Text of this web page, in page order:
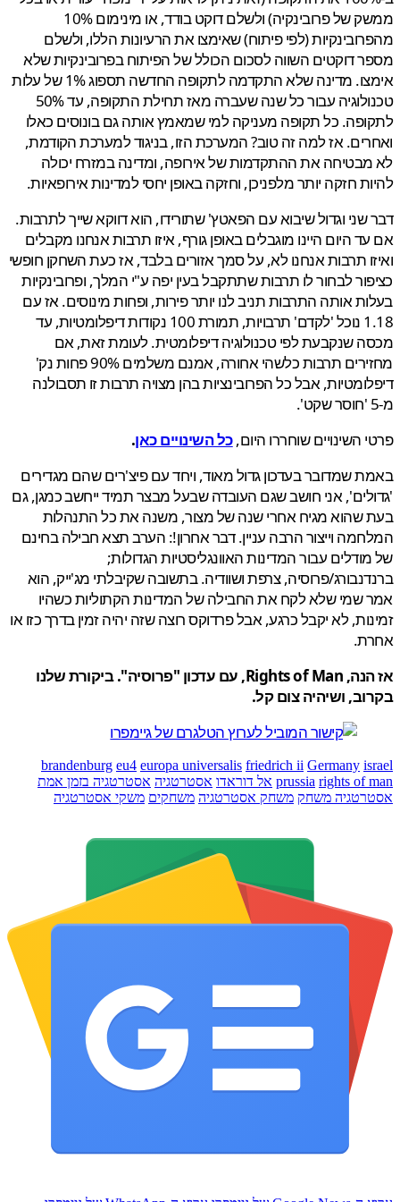
ממשק של פרובינקיה) ולשלם דוקט בודד, או מינימום 10%
(לפי פיתוח) שאימצו את הרעיונות הללו, ולשלם
דוקטים השווה לסכום הכולל של הפיתוח בפרובינקיות שלא
אימצו. מדינה שלא התקדמה לתקופה החדשה תספוג 1% של עלות
טכנולוגיה עבור כל שנה שעברה מאז תחילת התקופה, עד 50%
כל תקופה מעניקה למי שמאמץ אותה גם בונוסים כאלו
אז למה זה טוב? המערכת הזו, בניגוד למערכת הקודמת,
את ההתקדמות של אירופה, ומדינה במזרח יכולה
חזקה יותר מלפניכן, וחזקה באופן יחסי למדינות אירופאיות.
וגדול שיבוא עם הפאטץ' שתורידו, הוא דווקא שייך לתרבות.
היום היינו מוגבלים באופן גורף, איזו תרבות אנחנו מקבלים
תרבות אנחנו לא, על סמך אזורים בלבד, אז כעת השחקן חופשי
לבחור לו תרבות שתתקבל בעין יפה ע"י המלך, ופרובינקיות
אותה התרבות תניב לנו יותר פירות, ופחות מינוסים. אז עם
1.18 נוכל 'לקדם' תרבויות, תמורת 100 נקודות דיפלומטיות, עד
שנקבעת לפי טכנולוגיה דיפלומטית. לעומת זאת, אם
מחזירים תרבות כלשהי אחורה, אמנם משלמים 90% פחות נק'
אבל כל הפרובינציות בהן מצויה תרבות זו תסבולנה
השינויים שוחררו היום,כל השינויים כאן.
שמדובר בעדכון גדול מאוד, ויחד עם פיצ'רים שהם מגדירים
אני חושב שגם העובדה שבעל מבצר תמיד ייחשב כמגן, גם
שהוא מגיח אחרי שנה של מצור, משנה את כל התנהלות
וייצור הרבה עניין. דבר אחרון!: הערב תצא חבילה בחינם
עבור המדינות האוונגליסטיות הגדולות;
פרוסיה, צרפת ושוודיה. בתשובה שקיבלתי מג'ייק, הוא
שמי שלא לקח את החבילה של המדינות הקתוליות כשהיו
לא יקבל כרגע, אבל פרדוקס רוצה שזה יהיה זמין בדרך כזו או
אז הנה, Rights of Man, עם עדכון "פרוסיה". ביקורת שלנו
ושיהיה צום קל.
brandenburg eu4 europa universalis friedrich ii Germany
prussia rights of אל דוראדו אסטרטגיה אסטרטגיה בזמן אמת
משחק משחק אסטרטגיה משחקים משקי אסטרטגיה